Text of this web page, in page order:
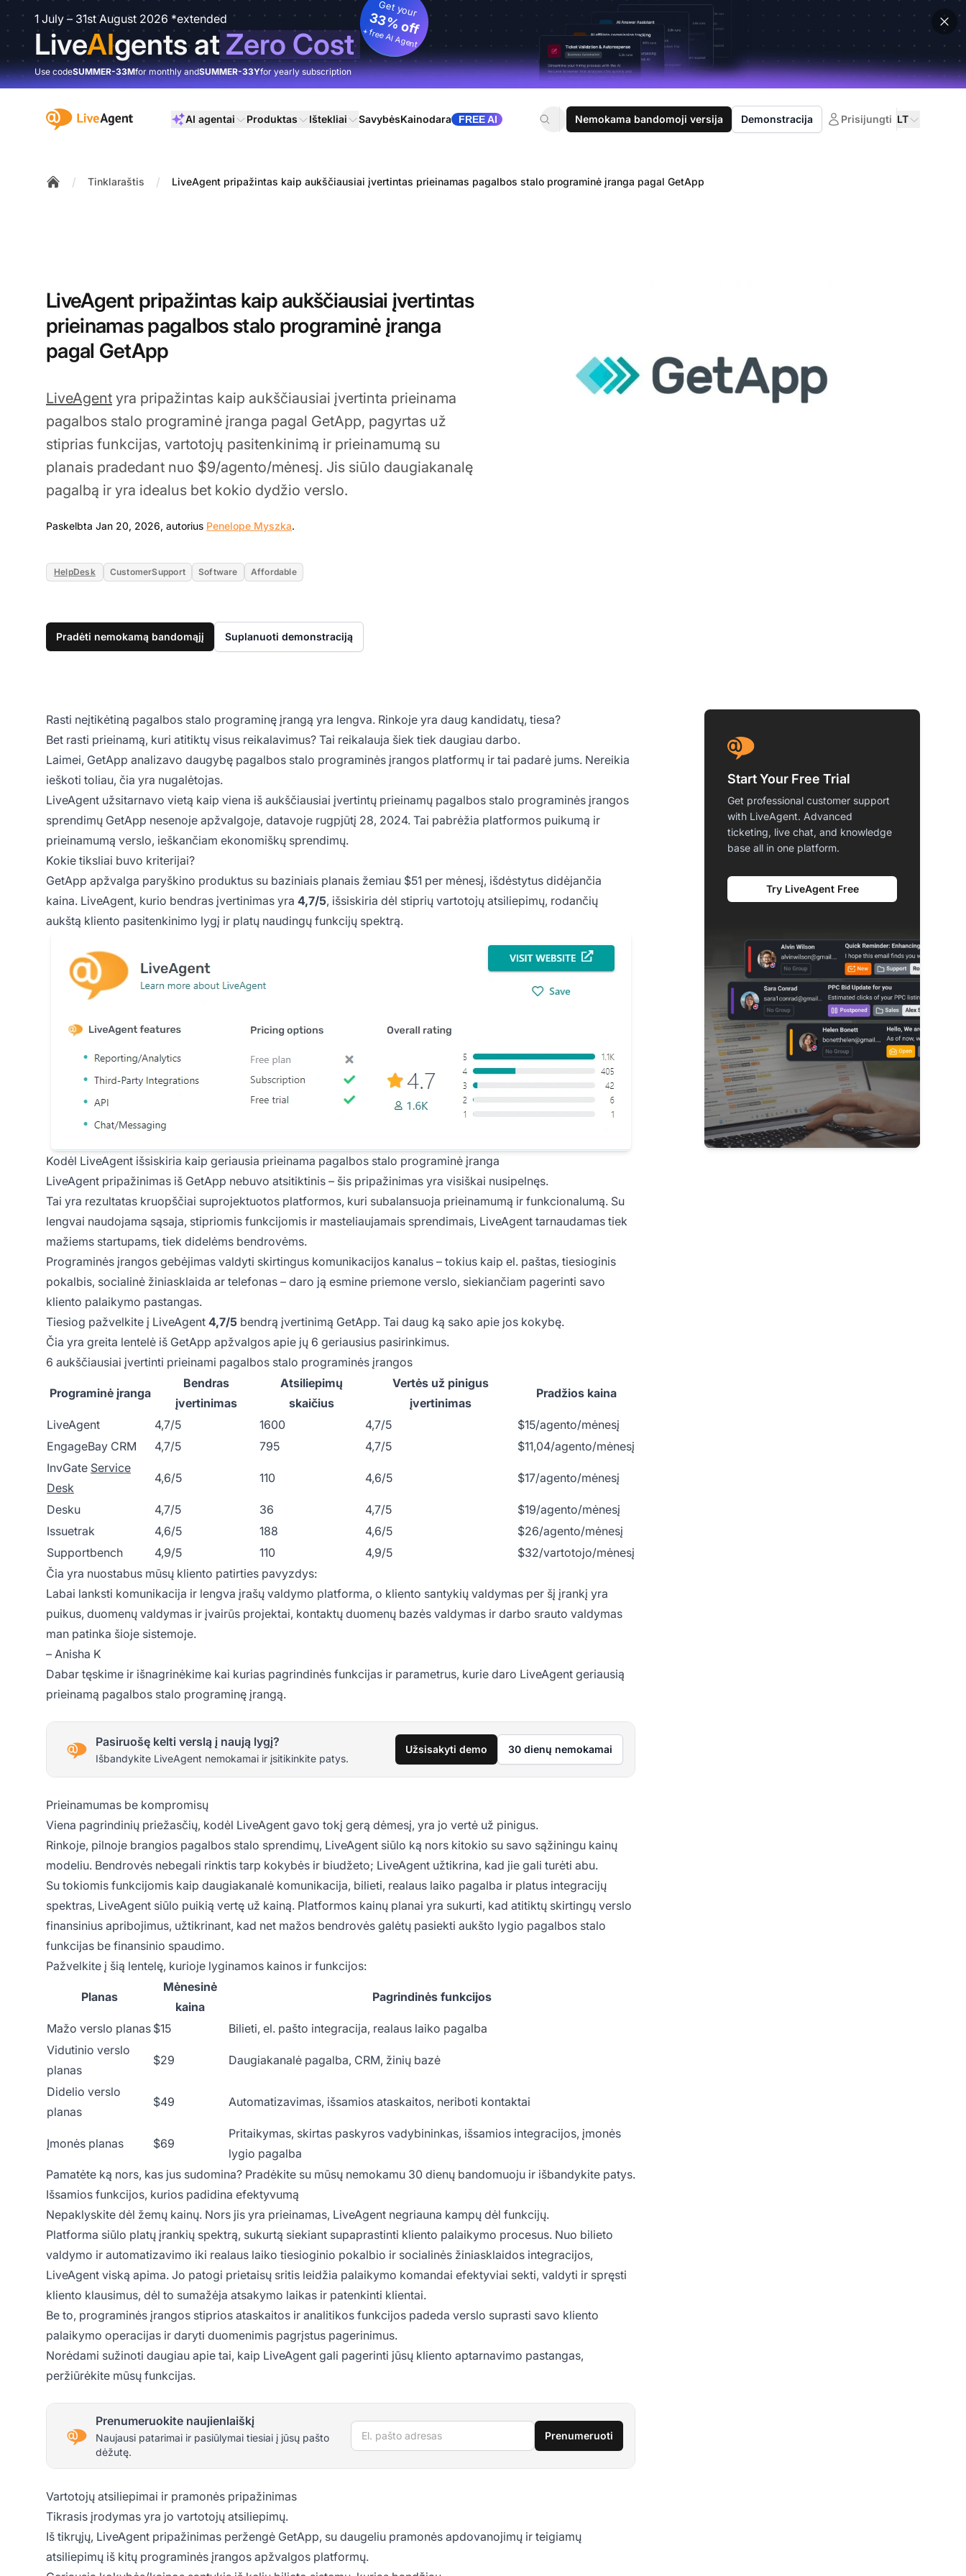
1 July – 31st August 2026 *extended
LiveAIgents atZero Cost
Get your
33% off
+ free AI Agent
Use codeSUMMER-33Mfor monthly andSUMMER-33Yfor yearly subscription
:site.title AI agentai Produktas Ištekliai SavybėsKainodara FREE AI Nemokama bandomoji versija Demonstracija Prisijungti LT
/ Tinklaraštis / LiveAgent pripažintas kaip aukščiausiai įvertintas prieinamas pagalbos stalo programinė įranga pagal GetApp
LiveAgent pripažintas kaip aukščiausiai įvertintas
prieinamas pagalbos stalo programinė įranga
pagal GetApp
LiveAgent yra pripažintas kaip aukščiausiai įvertinta prieinama
pagalbos stalo programinė įranga pagal GetApp, pagyrtas už
stiprias funkcijas, vartotojų pasitenkinimą ir prieinamumą su
planais pradedant nuo $9/agento/mėnesį. Jis siūlo daugiakanalę
pagalbą ir yra idealus bet kokio dydžio verslo.
Paskelbta Jan 20, 2026, autorius Penelope Myszka.
HelpDesk CustomerSupport Software Affordable
Pradėti nemokamą bandomąjį Suplanuoti demonstraciją
Rasti neįtikėtiną pagalbos stalo programinę įrangą yra lengva. Rinkoje yra daug kandidatų, tiesa?
Bet rasti prieinamą, kuri atitiktų visus reikalavimus? Tai reikalauja šiek tiek daugiau darbo.
Laimei, GetApp analizavo daugybę pagalbos stalo programinės įrangos platformų ir tai padarė jums. Nereikia
ieškoti toliau, čia yra nugalėtojas.
LiveAgent užsitarnavo vietą kaip viena iš aukščiausiai įvertintų prieinamų pagalbos stalo programinės įrangos
sprendimų GetApp nesenoje apžvalgoje, datavoje rugpjūtį 28, 2024. Tai pabrėžia platformos puikumą ir
prieinamumą verslo, ieškančiam ekonomiškų sprendimų.
Kokie tiksliai buvo kriterijai?
GetApp apžvalga paryškino produktus su baziniais planais žemiau $51 per mėnesį, išdėstytus didėjančia
kaina. LiveAgent, kurio bendras įvertinimas yra 4,7/5, išsiskiria dėl stiprių vartotojų atsiliepimų, rodančių
aukštą kliento pasitenkinimo lygį ir platų naudingų funkcijų spektrą.
Kodėl LiveAgent išsiskiria kaip geriausia prieinama pagalbos stalo programinė įranga
LiveAgent pripažinimas iš GetApp nebuvo atsitiktinis – šis pripažinimas yra visiškai nusipelnęs.
Tai yra rezultatas kruopščiai suprojektuotos platformos, kuri subalansuoja prieinamumą ir funkcionalumą. Su
lengvai naudojama sąsaja, stipriomis funkcijomis ir masteliaujamais sprendimais, LiveAgent tarnaudamas tiek
mažiems startupams, tiek didelėms bendrovėms.
Programinės įrangos gebėjimas valdyti skirtingus komunikacijos kanalus – tokius kaip el. paštas, tiesioginis
pokalbis, socialinė žiniasklaida ar telefonas – daro ją esmine priemone verslo, siekiančiam pagerinti savo
kliento palaikymo pastangas.
Tiesiog pažvelkite į LiveAgent 4,7/5 bendrą įvertinimą GetApp. Tai daug ką sako apie jos kokybę.
Čia yra greita lentelė iš GetApp apžvalgos apie jų 6 geriausius pasirinkimus.
6 aukščiausiai įvertinti prieinami pagalbos stalo programinės įrangos
Programinė įranga
Bendras
įvertinimas
Atsiliepimų
skaičius
Vertės už pinigus
įvertinimas
Pradžios kaina
LiveAgent 4,7/5 1600 4,7/5
$15/agento/mėnesį
EngageBay CRM
4,7/5 795 4,7/5
$11,04/agento/mėnesį
InvGate Service
Desk
4,6/5 110 4,6/5 $17/agento/mėnesį
Desku 4,7/5 36 4,7/5
$19/agento/mėnesį
Issuetrak
4,6/5 188 4,6/5
$26/agento/mėnesį
Supportbench
4,9/5 110 4,9/5
$32/vartotojo/mėnesį
Čia yra nuostabus mūsų kliento patirties pavyzdys:
Labai lanksti komunikacija ir lengva įrašų valdymo platforma, o kliento santykių valdymas per šį įrankį yra
puikus, duomenų valdymas ir įvairūs projektai, kontaktų duomenų bazės valdymas ir darbo srauto valdymas
man patinka šioje sistemoje.
– Anisha K
Dabar tęskime ir išnagrinėkime kai kurias pagrindinės funkcijas ir parametrus, kurie daro LiveAgent geriausią
prieinamą pagalbos stalo programinę įrangą.
Pasiruošę kelti verslą į naują lygį?
Išbandykite LiveAgent nemokamai ir įsitikinkite patys.
Užsisakyti demo 30 dienų nemokamai
Prieinamumas be kompromisų
Viena pagrindinių priežasčių, kodėl LiveAgent gavo tokį gerą dėmesį, yra jo vertė už pinigus.
Rinkoje, pilnoje brangios pagalbos stalo sprendimų, LiveAgent siūlo ką nors kitokio su savo sąžiningu kainų
modeliu. Bendrovės nebegali rinktis tarp kokybės ir biudžeto; LiveAgent užtikrina, kad jie gali turėti abu.
Su tokiomis funkcijomis kaip daugiakanalė komunikacija, bilieti, realaus laiko pagalba ir platus integracijų
spektras, LiveAgent siūlo puikią vertę už kainą. Platformos kainų planai yra sukurti, kad atitiktų skirtingų verslo
finansinius apribojimus, užtikrinant, kad net mažos bendrovės galėtų pasiekti aukšto lygio pagalbos stalo
funkcijas be finansinio spaudimo.
Pažvelkite į šią lentelę, kurioje lyginamos kainos ir funkcijos:
Planas
Mėnesinė
kaina
Pagrindinės funkcijos
Mažo verslo planas $15
Bilieti, el. pašto integracija, realaus laiko pagalba
Vidutinio verslo
planas
$29 Daugiakanalė pagalba, CRM, žinių bazė
Didelio verslo
planas
$49 Automatizavimas, išsamios ataskaitos, neriboti kontaktai
Įmonės planas $69
Pritaikymas, skirtas paskyros vadybininkas, išsamios integracijos, įmonės
lygio pagalba
Pamatėte ką nors, kas jus sudomina? Pradėkite su mūsų nemokamu 30 dienų bandomuoju ir išbandykite patys.
Išsamios funkcijos, kurios padidina efektyvumą
Nepaklyskite dėl žemų kainų. Nors jis yra prieinamas, LiveAgent negriauna kampų dėl funkcijų.
Platforma siūlo platų įrankių spektrą, sukurtą siekiant supaprastinti kliento palaikymo procesus. Nuo bilieto
valdymo ir automatizavimo iki realaus laiko tiesioginio pokalbio ir socialinės žiniasklaidos integracijos,
LiveAgent viską apima. Jo patogi prietaisų sritis leidžia palaikymo komandai efektyviai sekti, valdyti ir spręsti
kliento klausimus, dėl to sumažėja atsakymo laikas ir patenkinti klientai.
Be to, programinės įrangos stiprios ataskaitos ir analitikos funkcijos padeda verslo suprasti savo kliento
palaikymo operacijas ir daryti duomenimis pagrįstus pagerinimus.
Norėdami sužinoti daugiau apie tai, kaip LiveAgent gali pagerinti jūsų kliento aptarnavimo pastangas,
peržiūrėkite mūsų funkcijas.
Prenumeruokite naujienlaiškį
Naujausi patarimai ir pasiūlymai tiesiai į jūsų pašto
dėžutę.
El. pašto adresas Prenumeruoti
Vartotojų atsiliepimai ir pramonės pripažinimas
Tikrasis įrodymas yra jo vartotojų atsiliepimų.
Iš tikrųjų, LiveAgent pripažinimas peržengė GetApp, su daugeliu pramonės apdovanojimų ir teigiamų
atsiliepimų iš kitų programinės įrangos apžvalgos platformų.
Start Your Free Trial
Get professional customer support
with LiveAgent. Advanced
ticketing, live chat, and knowledge
base all in one platform.
Try LiveAgent Free